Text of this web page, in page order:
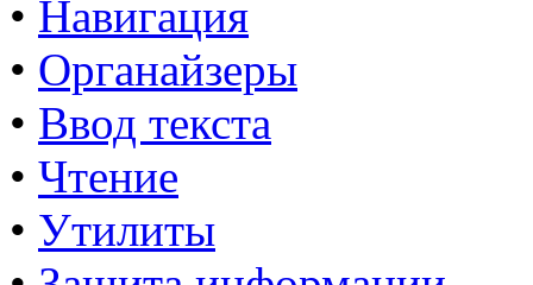
• Навигация
• Органайзеры
• Ввод текста
• Чтение
• Утилиты